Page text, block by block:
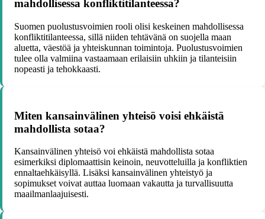
mahdollisessa konfliktitilanteessa?
Suomen puolustusvoimien rooli olisi keskeinen mahdollisessa
konfliktitilanteessa, sillä niiden tehtävänä on suojella maan
aluetta, väestöä ja yhteiskunnan toimintoja. Puolustusvoimien
tulee olla valmiina vastaamaan erilaisiin uhkiin ja tilanteisiin
nopeasti ja tehokkaasti.
Miten kansainvälinen yhteisö voisi ehkäistä
mahdollista sotaa?
Kansainvälinen yhteisö voi ehkäistä mahdollista sotaa
esimerkiksi diplomaattisin keinoin, neuvotteluilla ja konfliktien
ennaltaehkäisyllä. Lisäksi kansainvälinen yhteistyö ja
sopimukset voivat auttaa luomaan vakautta ja turvallisuutta
maailmanlaajuisesti.